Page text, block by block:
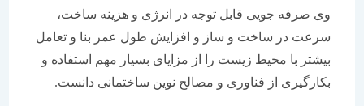
وی صرفه جویی قابل توجه در انرژی و هزینه ساخت،
سرعت در ساخت و ساز و افزایش طول عمر بنا و تعامل
بیشتر با محیط زیست را از مزایای بسیار مهم استفاده و
بکارگیری از فناوری و مصالح نوین ساختمانی دانست.